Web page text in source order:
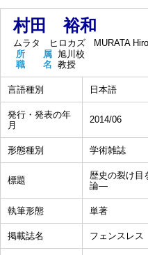
村田 裕和
ムラタ ヒロカズ
MURATA
所 属 旭川校
職 名 教授
言語種別 日本語
発行・発表の年
月
2014/06
形態種別 学術雑誌
標題
歴史の裂け
論―
執筆形態 単著
掲載誌名 フェンスレス